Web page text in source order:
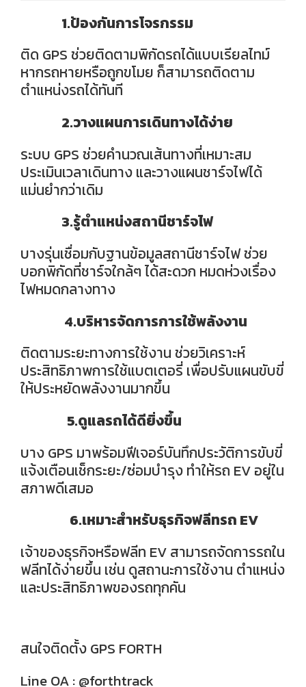
1.ป้องกันการโจรกรรม
ติด GPS ช่วยติดตามพิกัดรถได้แบบเรียลไทม์
หากรถหายหรือถูกขโมย ก็สามารถติดตาม
ตำแหน่งรถได้ทันที
2.วางแผนการเดินทางได้ง่าย
ระบบ GPS ช่วยคำนวณเส้นทางที่เหมาะสม
ประเมินเวลาเดินทาง และวางแผนชาร์จไฟได้
แม่นยำกว่าเดิม
3.รู้ตำแหน่งสถานีชาร์จไฟ
บางรุ่นเชื่อมกับฐานข้อมูลสถานีชาร์จไฟ ช่วย
บอกพิกัดที่ชาร์จใกล้ๆ ได้สะดวก หมดห่วงเรื่อง
ไฟหมดกลางทาง
4.บริหารจัดการการใช้พลังงาน
ติดตามระยะทางการใช้งาน ช่วยวิเคราะห์
ประสิทธิภาพการใช้แบตเตอรี่ เพื่อปรับแผนขับขี่
ให้ประหยัดพลังงานมากขึ้น
5.ดูแลรถได้ดียิ่งขึ้น
บาง GPS มาพร้อมฟีเจอร์บันทึกประวัติการขับขี่
แจ้งเตือนเช็กระยะ/ซ่อมบำรุง ทำให้รถ EV อยู่ใน
สภาพดีเสมอ
6.เหมาะสำหรับธุรกิจฟลีทรถ EV
เจ้าของธุรกิจหรือฟลีท EV สามารถจัดการรถใน
ฟลีทได้ง่ายขึ้น เช่น ดูสถานะการใช้งาน ตำแหน่ง
และประสิทธิภาพของรถทุกคัน
สนใจติดตั้ง GPS FORTH
Line OA : @forthtrack